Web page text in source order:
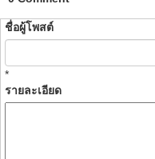
ชื่อผู้โพสต์
*
รายละเอียด